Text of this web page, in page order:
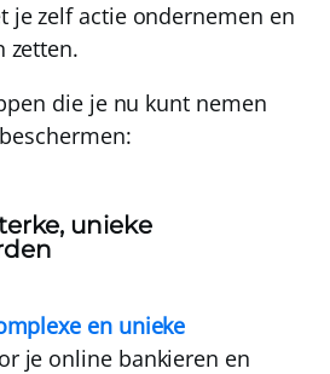
je zelf actie ondernemen en
zetten.
die je nu kunt nemen
unieke
en unieke
je online bankieren en